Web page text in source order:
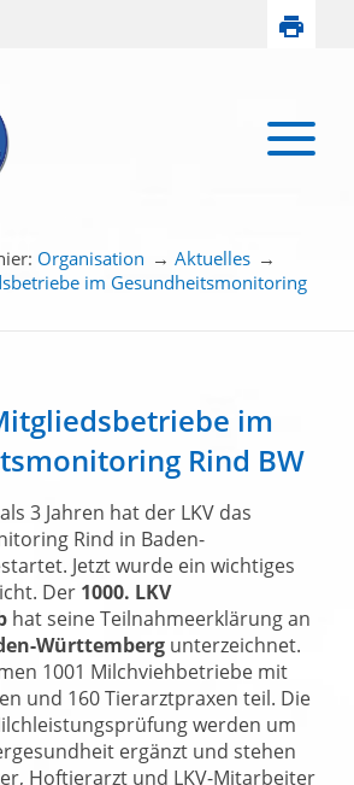
Organisation → Aktuelles →
im Gesundheitsmonitoring
im
Rind BW
3 Jahren hat der LKV das
Rind in Baden-
Jetzt wurde ein wichtiges
Der 1000. LKV
hat seine Teilnahmeerklärung an
Württemberg unterzeichnet.
1001 Milchviehbetriebe mit
und 160 Tierarztpraxen teil. Die
werden um
ergänzt und stehen
Hoftierarzt und LKV-Mitarbeiter